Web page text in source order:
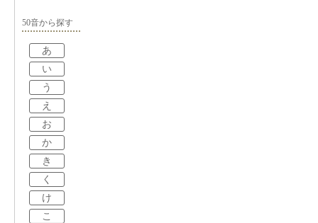
50音から探す
あ
い
う
え
お
か
き
く
け
こ